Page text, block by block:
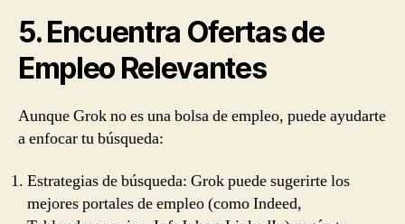
5. Encuentra Ofertas de
Empleo Relevantes
Aunque Grok no es una bolsa de empleo, puede ayudarte
a enfocar tu búsqueda:
Estrategias de búsqueda: Grok puede sugerirte los
mejores portales de empleo (como Indeed,